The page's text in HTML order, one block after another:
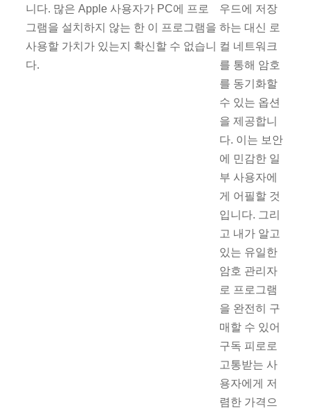
니다. 많은 Apple 사용자가 PC에 프로
그램을 설치하지 않는 한 이 프로그램을
사용할 가치가 있는지 확신할 수 없습니
다.
우드에 저장
하는 대신 로
컬 네트워크
를 통해 암호
를 동기화할
수 있는 옵션
을 제공합니
다. 이는 보안
에 민감한 일
부 사용자에
게 어필할 것
입니다. 그리
고 내가 알고
있는 유일한
암호 관리자
로 프로그램
을 완전히 구
매할 수 있어
구독 피로로
고통받는 사
용자에게 저
렴한 가격으